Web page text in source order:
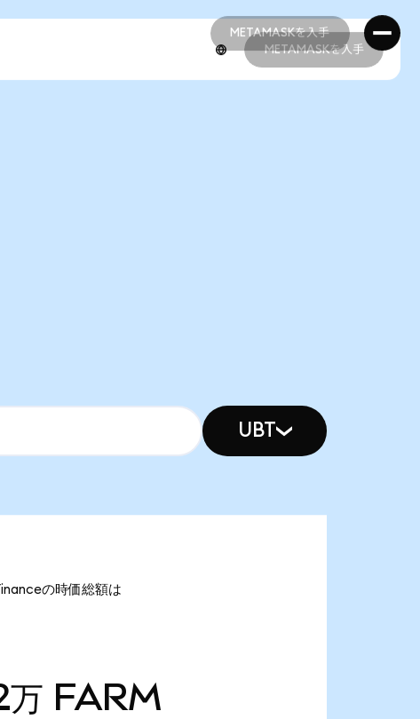
METAMASKを入手
METAMASKを入手
METAMASKを入手
UBT
の時価総額は
FARM